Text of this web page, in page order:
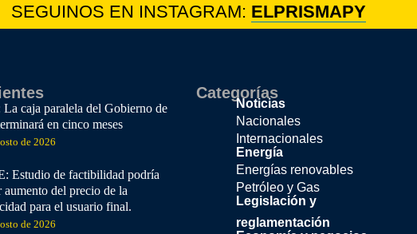
SEGUINOS EN INSTAGRAM: ELPRISMAPY
La caja paralela del Gobierno de
en cinco meses
de 2026
Estudio de factibilidad podría
aumento del precio de la
para el usuario final.
de 2026
Categorías
Noticias
Nacionales
Internacionales
Energía
Energías renovables
Petróleo y Gas
Legislación y
reglamentación